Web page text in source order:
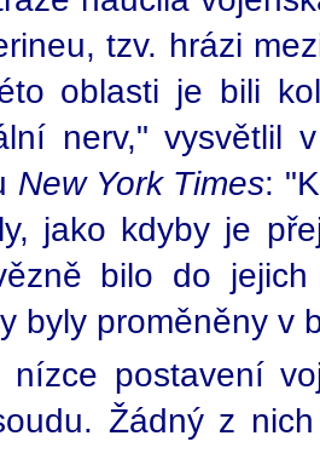
tzv. hrázi
oblasti je bili
nerv," vysvětlil
New York Times:
jako kdyby je
bilo do
byly proměněny v
nízce postavení
Žádný z